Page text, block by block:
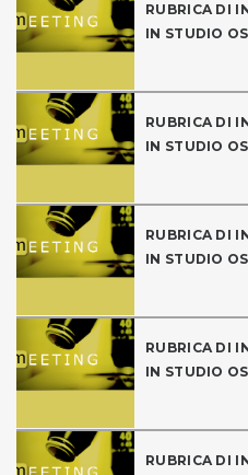
RUBRICA DI
IN STUDIO
RUBRICA DI
IN STUDIO
RUBRICA DI
IN STUDIO
RUBRICA DI
IN STUDIO
RUBRICA DI